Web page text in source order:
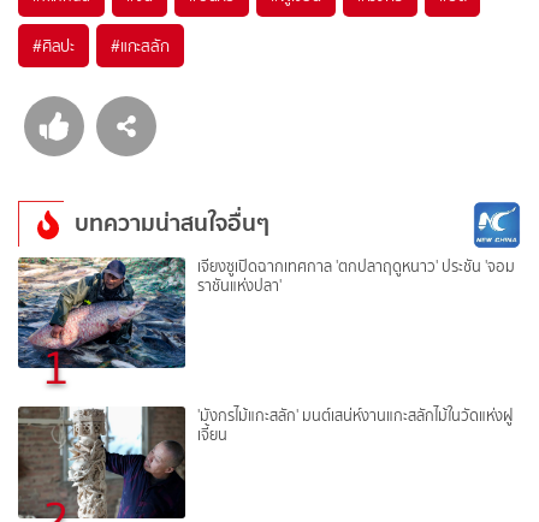
#ศิลปะ #แกะสลัก
บทความน่าสนใจอื่นๆ
1
เจียงซูเปิดฉากเทศกาล 'ตกปลาฤดูหนาว' ประชัน 'จอม
ราชันแห่งปลา'
'มังกรไม้แกะสลัก' มนต์เสน่ห์งานแกะสลักไม้ในวัดแห่งฝู
เจี้ยน